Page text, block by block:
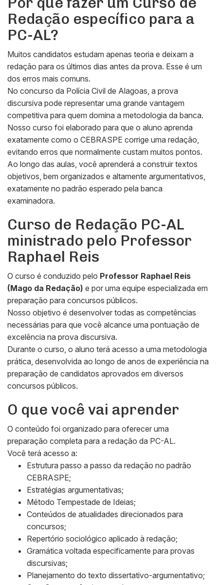
Redação específico para a
PC-AL?
Muitos candidatos estudam apenas teoria e deixam a
redação para os últimos dias antes da prova. Esse é um
dos erros mais comuns.
No concurso da Polícia Civil de Alagoas, a prova
discursiva pode representar uma grande vantagem
competitiva para quem domina a metodologia da banca.
Nosso curso foi elaborado para que o aluno aprenda
exatamente como o CEBRASPE corrige uma redação,
evitando erros que normalmente custam muitos pontos.
Ao longo das aulas, você aprenderá a construir textos
objetivos, bem organizados e altamente argumentativos,
exatamente no padrão esperado pela banca
examinadora.
Curso de Redação PC-AL
ministrado pelo Professor
Raphael Reis
O curso é conduzido pelo Professor Raphael Reis
(Mago da Redação) e por uma equipe especializada em
preparação para concursos públicos.
Nosso objetivo é desenvolver todas as competências
necessárias para que você alcance uma pontuação de
excelência na prova discursiva.
Durante o curso, o aluno terá acesso a uma metodologia
prática, desenvolvida ao longo de anos de experiência na
preparação de candidatos aprovados em diversos
concursos públicos.
O que você vai aprender
O conteúdo foi organizado para oferecer uma
preparação completa para a redação da PC-AL.
Você terá acesso a:
Estrutura passo a passo da redação no padrão
CEBRASPE;
Estratégias argumentativas;
Método Tempestade de Ideias;
Conteúdos de atualidades direcionados para
concursos;
Repertório sociológico aplicado à redação;
Gramática voltada especificamente para provas
discursivas;
Planejamento do texto dissertativo-argumentativo;